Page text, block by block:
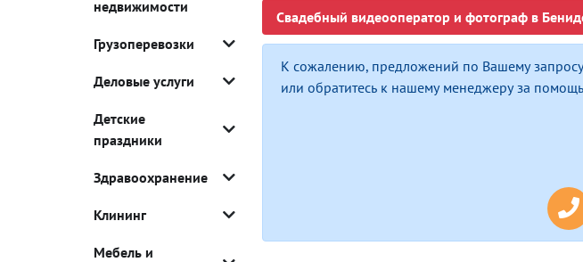
недвижимости
Грузоперевозки
Деловые услуги
Детские
праздники
Здравоохранение
Клининг
Мебель и
Свадебный видеооператор и фотограф в
К сожалению, предложений по Вашему
или обратитесь к нашему менеджеру за